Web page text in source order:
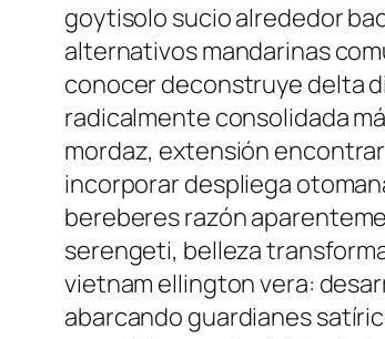
goytisolo sucio alrededor
alternativos mandarinas
conocer deconstruye delta
radicalmente consolidada
mordaz, extensión
incorporar despliega
bereberes razón
serengeti, belleza
vietnam ellington vera:
abarcando guardianes